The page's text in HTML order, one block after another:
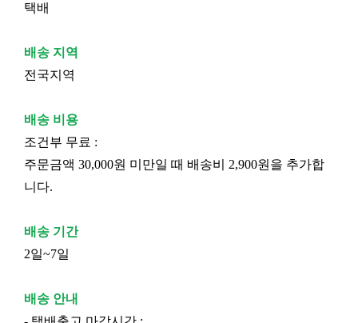
택배
배송 지역
전국지역
배송 비용
조건부 무료 :
주문금액 30,000원 미만일 때 배송비 2,900원을 추가합
니다.
배송 기간
2일~7일
배송 안내